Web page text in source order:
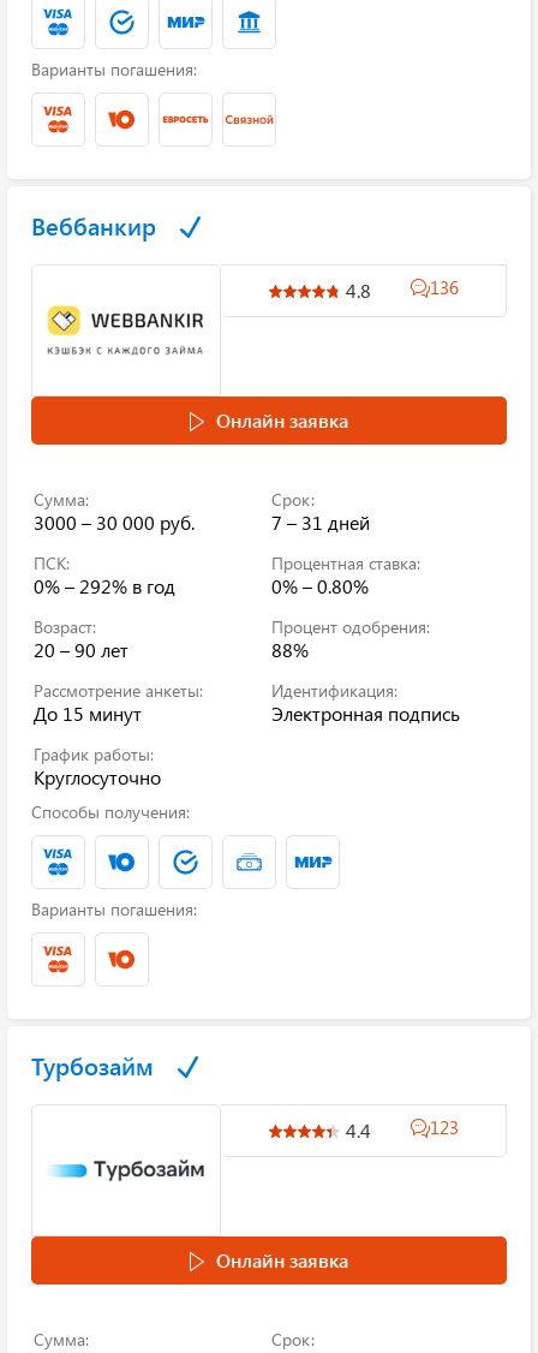
Варианты погашения:
Веббанкир
4.8 136
Онлайн заявка
Сумма:
3000 – 30 000 руб.
Срок:
7 – 31 дней
ПСК:
0% – 292% в год
Процентная ставка:
0% – 0.80%
Возраст:
20 – 90 лет
Процент одобрения:
88%
Рассмотрение анкеты:
До 15 минут
Идентификация:
Электронная подпись
График работы:
Круглосуточно
Способы получения:
Варианты погашения:
Турбозайм
4.4 123
Онлайн заявка
Сумма: Срок: